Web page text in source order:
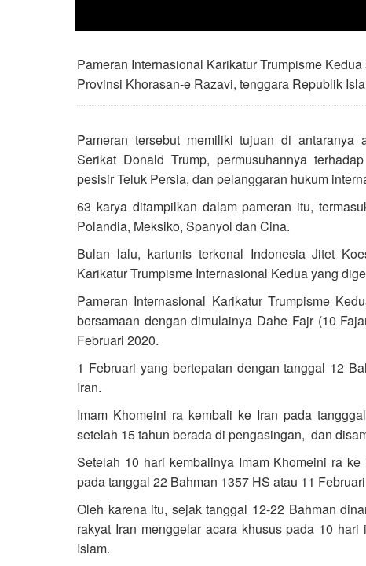
Pameran Internasional Karikatur Trumpisme
Provinsi Khorasan-e Razavi, tenggara Republik
Pameran tersebut memiliki tujuan di antaranya
Serikat Donald Trump, permusuhannya
pesisir Teluk Persia, dan pelanggaran hukum
63 karya ditampilkan dalam pameran itu,
Polandia, Meksiko, Spanyol dan Cina.
Bulan lalu, kartunis terkenal Indonesia Jitet
Karikatur Trumpisme Internasional Kedua yang
Pameran Internasional Karikatur Trumpisme
bersamaan dengan dimulainya Dahe Fajr (10
Februari 2020.
1 Februari yang bertepatan dengan tanggal 12
Iran.
Imam Khomeini ra kembali ke Iran pada
setelah 15 tahun berada di pengasingan, dan
Setelah 10 hari kembalinya Imam Khomeini ra
pada tanggal 22 Bahman 1357 HS atau 11
Oleh karena itu, sejak tanggal 12-22 Bahman
rakyat Iran menggelar acara khusus pada 10
Islam.